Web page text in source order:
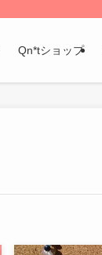
Qn*tショップ